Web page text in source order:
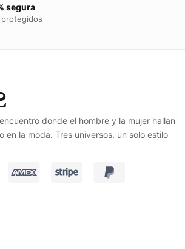
segura
donde el hombre y la mujer hallan
en la moda. Tres universos, un solo estilo